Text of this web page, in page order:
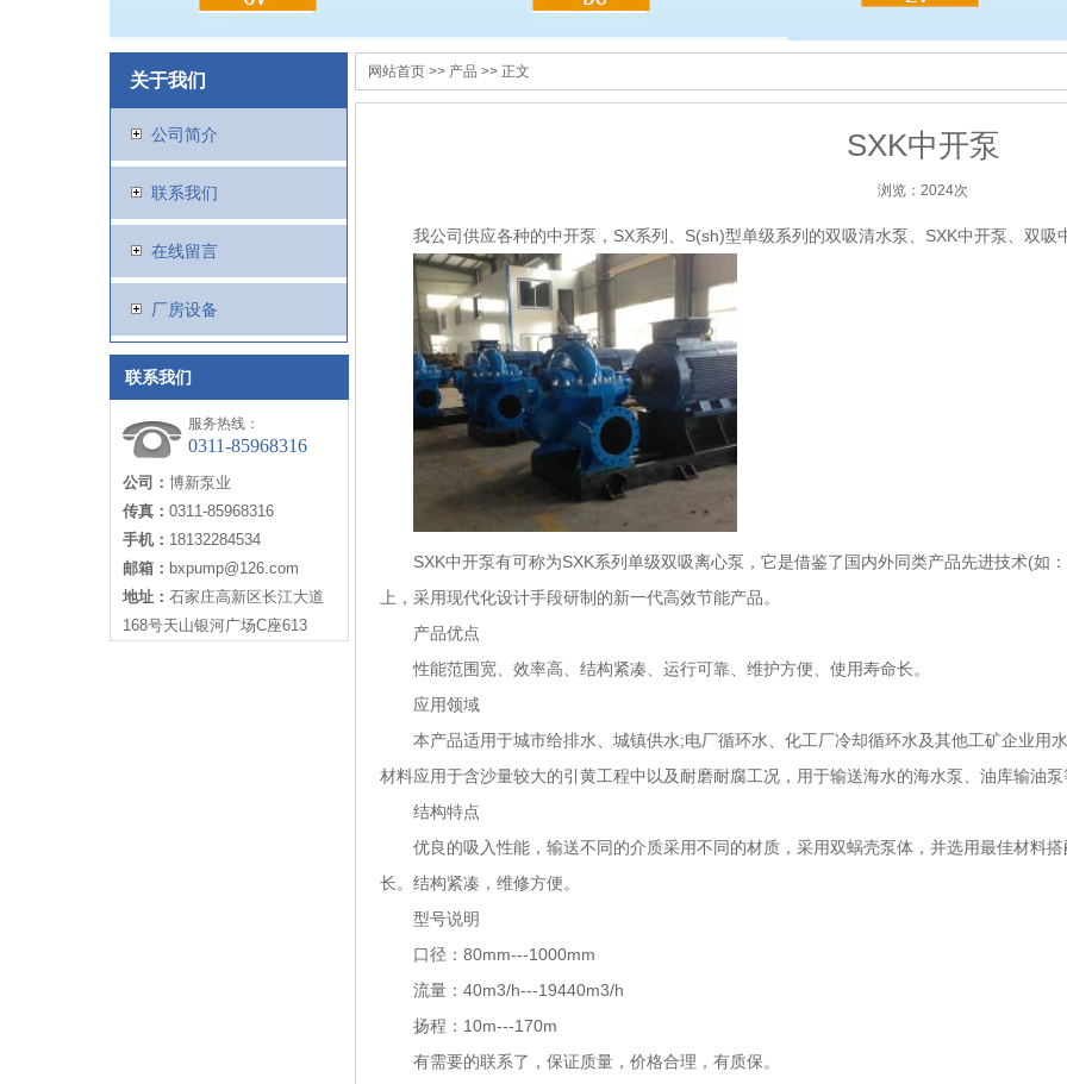
关于我们
公司简介
联系我们
在线留言
厂房设备
联系我们
服务热线：
0311-85968316
公司： 博新泵业
传真： 0311-85968316
手机： 18132284534
邮箱： bxpump@126.com
地址： 石家庄高新区长江大道
168号天山银河广场C座613
网站首页 >> 产品 >> 正文
SXK中开泵
浏览：2024次
我公司供应各种的中开泵，SX系列、S(sh)型单级系列的双吸清水泵、SXK中开泵、双吸
SXK中开泵有可称为SXK系列单级双吸离心泵，它是借鉴了国内外同类产品先进技术(如
上，采用现代化设计手段研制的新一代高效节能产品。
产品优点
性能范围宽、效率高、结构紧凑、运行可靠、维护方便、使用寿命长。
应用领域
本产品适用于城市给排水、城镇供水;电厂循环水、化工厂冷却循环水及其他工矿企业用
材料应用于含沙量较大的引黄工程中以及耐磨耐腐工况，用于输送海水的海水泵、油库输油泵
结构特点
优良的吸入性能，输送不同的介质采用不同的材质，采用双蜗壳泵体，并选用最佳材料搭
长。结构紧凑，维修方便。
型号说明
口径：80mm---1000mm
流量：40m3/h---19440m3/h
扬程：10m---170m
有需要的联系了，保证质量，价格合理，有质保。